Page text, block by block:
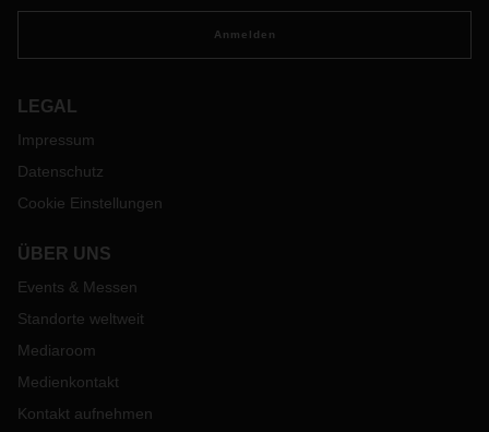
Anmelden
LEGAL
Impressum
Datenschutz
Cookie Einstellungen
ÜBER UNS
Events & Messen
Standorte weltweit
Mediaroom
Medienkontakt
Kontakt aufnehmen